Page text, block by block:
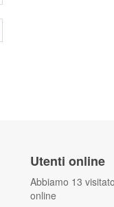
Utenti online
Abbiamo 13
online